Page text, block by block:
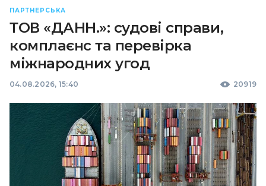
ПАРТНЕРСЬКА
ТОВ «ДАНН.»: судові справи,
комплаєнс та перевірка
міжнародних угод
04.08.2026, 15:40 20919